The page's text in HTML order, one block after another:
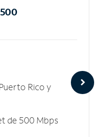
Rico y
de 500 Mbps